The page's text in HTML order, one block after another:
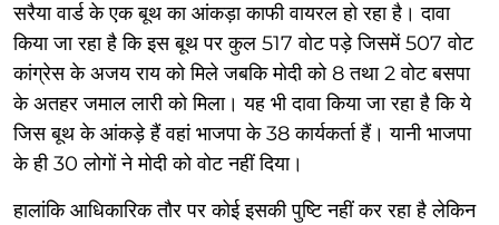
सरैया वार्ड के एक बूथ का आंकड़ा काफी वायरल हो रहा है। दावा
किया जा रहा है कि इस बूथ पर कुल 517 वोट पड़े जिसमें 507 वोट
कांग्रेस के अजय राय को मिले जबकि मोदी को 8 तथा 2 वोट बसपा
के अतहर जमाल लारी को मिला। यह भी दावा किया जा रहा है कि ये
जिस बूथ के आंकड़े हैं वहां भाजपा के 38 कार्यकर्ता हैं। यानी भाजपा
के ही 30 लोगों ने मोदी को वोट नहीं दिया।
हालांकि आधिकारिक तौर पर कोई इसकी पुष्टि नहीं कर रहा है लेकिन